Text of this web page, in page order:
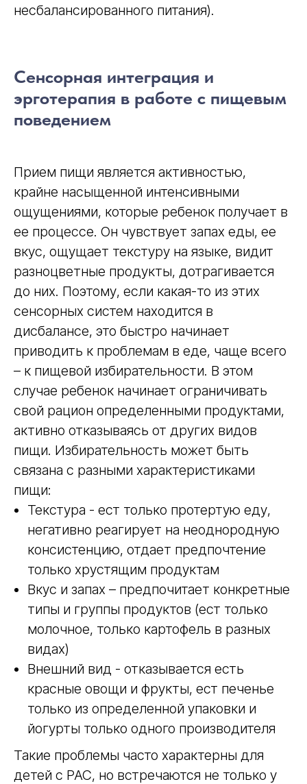
несбалансированного питания).
Сенсорная интеграция и
эрготерапия в работе с пищевым
поведением
Прием пищи является активностью,
крайне насыщенной интенсивными
ощущениями, которые ребенок получает в
ее процессе. Он чувствует запах еды, ее
вкус, ощущает текстуру на языке, видит
разноцветные продукты, дотрагивается
до них. Поэтому, если какая-то из этих
сенсорных систем находится в
дисбалансе, это быстро начинает
приводить к проблемам в еде, чаще всего
– к пищевой избирательности. В этом
случае ребенок начинает ограничивать
свой рацион определенными продуктами,
активно отказываясь от других видов
пищи. Избирательность может быть
связана с разными характеристиками
пищи:
Текстура - ест только протертую еду,
негативно реагирует на неоднородную
консистенцию, отдает предпочтение
только хрустящим продуктам
Вкус и запах – предпочитает конкретные
типы и группы продуктов (ест только
молочное, только картофель в разных
видах)
Внешний вид - отказывается есть
красные овощи и фрукты, ест печенье
только из определенной упаковки и
йогурты только одного производителя
Такие проблемы часто характерны для
детей с РАС, но встречаются не только у